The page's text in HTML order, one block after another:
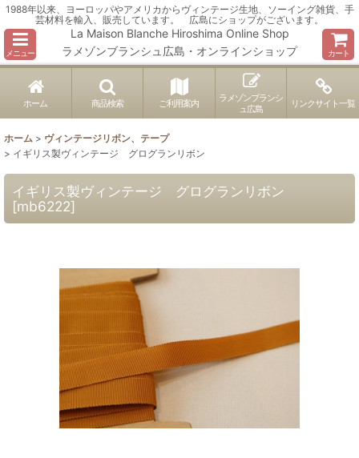
1988年以来、ヨーロッパやアメリカからヴィンテージ生地、ソーイング雑貨、手
芸材料を輸入、販売しています。 広島にショップがございます。
メニュー
La Maison Blanche Hiroshima Online Shop
ラメゾンブランシュ広島・オンラインショップ
カート
ホーム 商品検索 ご利用案内
ラメゾンブランシ
ュ広島
リンクサイト一覧
ホーム > ヴィンテージリボン、テープ
> イギリス製ヴィンテージ グログランリボン
イギリス製ヴィンテージ グログランリボン
[mb6222]